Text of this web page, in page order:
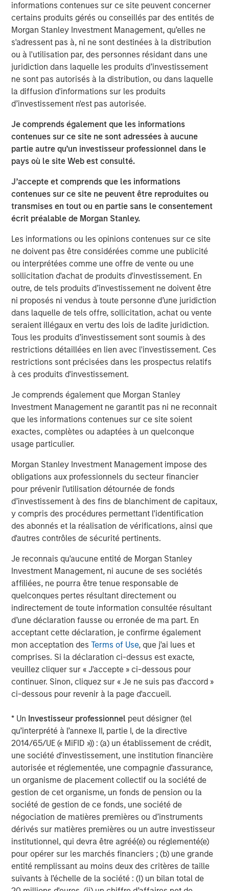
informations contenues sur ce site peuvent concerner
certains produits gérés ou conseillés par des entités de
Morgan Stanley Investment Management, qu’elles ne
s'adressent pas à, ni ne sont destinées à la distribution
ou à l'utilisation par, des personnes résidant dans une
juridiction dans laquelle les produits d’investissement
ne sont pas autorisés à la distribution, ou dans laquelle
la diffusion d'informations sur les produits
d’investissement n'est pas autorisée.
Je comprends également que les informations
contenues sur ce site ne sont adressées à aucune
partie autre qu’un investisseur professionnel dans le
pays où le site Web est consulté.
J’accepte et comprends que les informations
contenues sur ce site ne peuvent être reproduites ou
transmises en tout ou en partie sans le consentement
écrit préalable de Morgan Stanley.
Les informations ou les opinions contenues sur ce site
ne doivent pas être considérées comme une publicité
ou interprétées comme une offre de vente ou une
sollicitation d'achat de produits d'investissement. En
outre, de tels produits d’investissement ne doivent être
ni proposés ni vendus à toute personne d’une juridiction
dans laquelle de tels offre, sollicitation, achat ou vente
seraient illégaux en vertu des lois de ladite juridiction.
Tous les produits d’investissement sont soumis à des
restrictions détaillées en lien avec l'investissement. Ces
restrictions sont précisées dans les prospectus relatifs
à ces produits d'investissement.
Je comprends également que Morgan Stanley
Investment Management ne garantit pas ni ne reconnait
que les informations contenues sur ce site soient
exactes, complètes ou adaptées à un quelconque
usage particulier.
Morgan Stanley Investment Management impose des
obligations aux professionnels du secteur financier
pour prévenir l’utilisation détournée de fonds
d’investissement à des fins de blanchiment de capitaux,
y compris des procédures permettant l'identification
des abonnés et la réalisation de vérifications, ainsi que
d'autres contrôles de sécurité pertinents.
Je reconnais qu'aucune entité de Morgan Stanley
Investment Management, ni aucune de ses sociétés
affiliées, ne pourra être tenue responsable de
quelconques pertes résultant directement ou
indirectement de toute information consultée résultant
d’une déclaration fausse ou erronée de ma part. En
acceptant cette déclaration, je confirme également
mon acceptation desTerms of Use, que j'ai lues et
comprises. Si la déclaration ci-dessus est exacte,
veuillez cliquer sur « J'accepte » ci-dessous pour
continuer. Sinon, cliquez sur « Je ne suis pas d'accord »
ci-dessous pour revenir à la page d'accueil.
* Un Investisseur professionnel peut désigner (tel
qu’interprété à l’annexe II, partie I, de la directive
2014/65/UE (« MiFID »)) : (a) un établissement de crédit,
une société d'investissement, une institution financière
autorisée et réglementée, une compagnie d'assurance,
un organisme de placement collectif ou la société de
gestion de cet organisme, un fonds de pension ou la
société de gestion de ce fonds, une société de
négociation de matières premières ou d’instruments
dérivés sur matières premières ou un autre investisseur
institutionnel, qui devra être agréé(e) ou réglementé(e)
pour opérer sur les marchés financiers ; (b) une grande
entité remplissant au moins deux des critères de taille
suivants à l’échelle de la société : (I) un bilan total de
This funding round also includes a second investment
from Sapphire Ventures. It marks the close of a
successful 2019 that saw 300% net new annual
recurring revenue (ARR) growth with the addition of many
new customers and partners to the platform. These
companies are using the OpsRamp platform for a variety
of use cases, includinghybrid infrastructure
monitoring, incident management,AIOps, and a
operations command center.
“Today, every company has a mission-critical reliance
upon software. We see tremendous opportunity in
equipping IT operations teams with the next generation
platform they need to maintain software availability,
business service performance, and to use automation
and artificial intelligence to work efficiently and
effectively across hybrid, multi-cloud environments.
We’re excited to partner with OpsRamp to build their
said Pete Chung, head of Morgan Stanley Expansion
Capital.
Paul Glaser, Vice President and Head of Hewlett Packard
Pathfinder, had this to say about their commitment to the
company: “As more of our customers transition to hybrid
infrastructure, we find the OpsRamp platform to be a
differentiated IT operations management offering that
aligns well with the core strategies of HPE. With
OpsRamp’s product vision and customer traction, we felt
it was the right time to invest in the growth and scale of
their business.”
“We’re delighted to continue our commitment to
OpsRamp and their mission of transforming IT teams into
the drivers of digital transformation for modern
enterprises,” said Nino Marakovic, CEO and Managing
Director of Sapphire Ventures. “The company’s growth
they’re addressing the right need at the right time.”
“The business opportunity for OpsRamp is tremendous,”
said Varma Kunaparaju, co-founder and CEO of OpsRamp.
“Modernizing legacy IT operations management,
technology debt, and supporting digital transformation is
where our platform drives value to the enterprise. Point
management of today’s hybrid, multi-cloud
environments. This funding will drive the growth and
scale we need to deliver on this vision.”
Gartner research forecasts strong growth in this
segment.Their most recent reporton worldwide IT
operations market share indicates “The IT operations
management software market grew 12.4% in 2018,
reaching $28.3 billion...Traditional on-premises ITOM tools
will continue to face new challenges and competition
from infrastructure, platform and open-source software
(OSS) vendors that bring not only focused technology to
cloud services, subscription for on-premises deployment
and utility-based pricing schemes.“
With over 1,400 customers using the OpsRamp platform
worldwide, OpsRamp continues to help enterprises and
managed service providers transform into service-
centric organizations and deliver digital customer
experiences that meet business goals. The platform also
continues to build a thriving marketplace of alliances with
AWS, ServiceNow, Google Cloud Platform, and Microsoft
Azure.
About OpsRamp
OpsRamp enables IT to control the chaos of managing
their hybrid IT operations and act like a service provider